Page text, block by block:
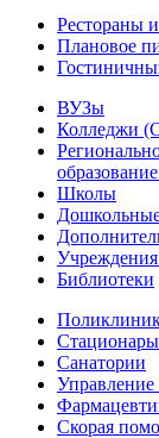
Рестораны
Плановое
ВУЗы
Колледжи
Школы
Библиотеки
Стационары
Санатории
Управление
Скорая